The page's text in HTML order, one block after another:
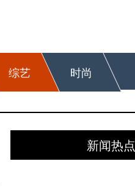
综艺 时尚
新闻热点